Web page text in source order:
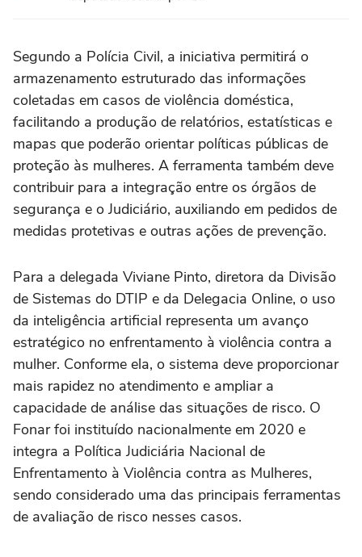
Segundo a Polícia Civil, a iniciativa permitirá o
armazenamento estruturado das informações
coletadas em casos de violência doméstica,
facilitando a produção de relatórios, estatísticas e
mapas que poderão orientar políticas públicas de
proteção às mulheres. A ferramenta também deve
contribuir para a integração entre os órgãos de
segurança e o Judiciário, auxiliando em pedidos de
medidas protetivas e outras ações de prevenção.
Para a delegada Viviane Pinto, diretora da Divisão
de Sistemas do DTIP e da Delegacia Online, o uso
da inteligência artificial representa um avanço
estratégico no enfrentamento à violência contra a
mulher. Conforme ela, o sistema deve proporcionar
mais rapidez no atendimento e ampliar a
capacidade de análise das situações de risco. O
Fonar foi instituído nacionalmente em 2020 e
integra a Política Judiciária Nacional de
Enfrentamento à Violência contra as Mulheres,
sendo considerado uma das principais ferramentas
de avaliação de risco nesses casos.